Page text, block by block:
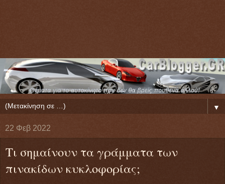
▼
22 Φεβ 2022
Τι σημαίνουν τα γράμματα των
πινακίδων κυκλοφορίας;